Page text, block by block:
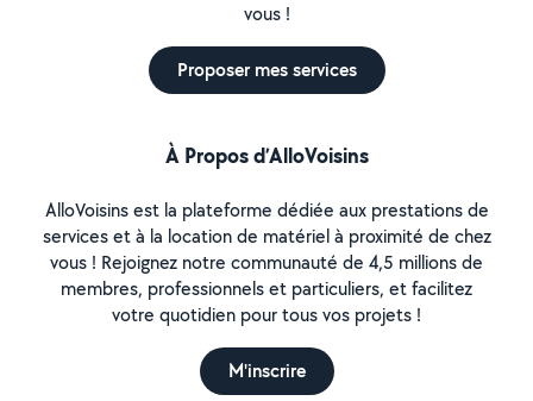
vous !
Proposer mes services
À Propos d’AlloVoisins
AlloVoisins est la plateforme dédiée aux prestations de
services et à la location de matériel à proximité de chez
vous ! Rejoignez notre communauté de 4,5 millions de
membres, professionnels et particuliers, et facilitez
votre quotidien pour tous vos projets !
M'inscrire